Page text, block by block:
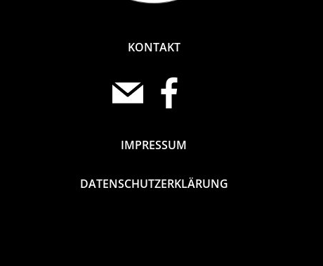
KONTAKT
IMPRESSUM
DATENSCHUTZERKLÄRUNG